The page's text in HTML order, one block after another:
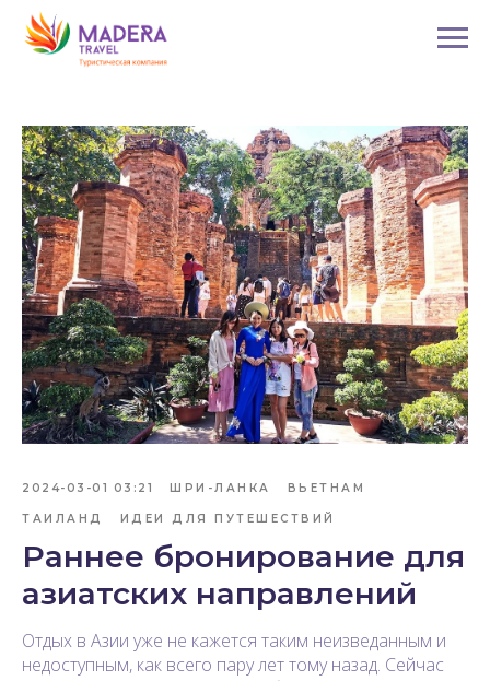
2024-03-01 03:21 ШРИ-ЛАНКА ВЬЕТНАМ
ТАИЛАНД ИДЕИ ДЛЯ ПУТЕШЕСТВИЙ
Раннее бронирование для
азиатских направлений
Отдых в Азии уже не кажется таким неизведанным и
недоступным, как всего пару лет тому назад. Сейчас